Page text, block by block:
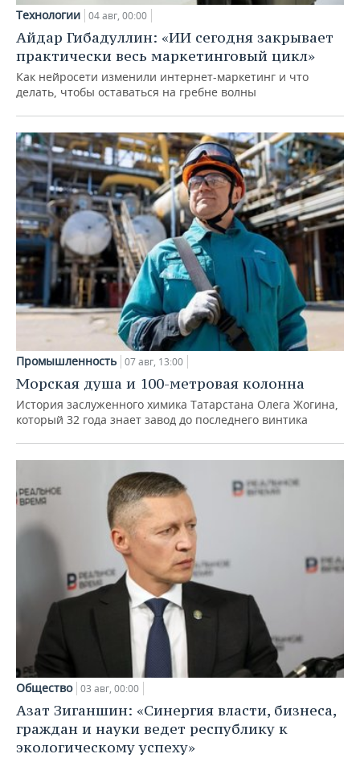
Технологии 04 авг, 00:00
Айдар Гибадуллин: «ИИ сегодня закрывает
практически весь маркетинговый цикл»
Как нейросети изменили интернет-маркетинг и что
делать, чтобы оставаться на гребне волны
Промышленность 07 авг, 13:00
Морская душа и 100-метровая колонна
История заслуженного химика Татарстана Олега Жогина,
который 32 года знает завод до последнего винтика
Общество 03 авг, 00:00
Азат Зиганшин: «Синергия власти, бизнеса,
граждан и науки ведет республику к
экологическому успеху»